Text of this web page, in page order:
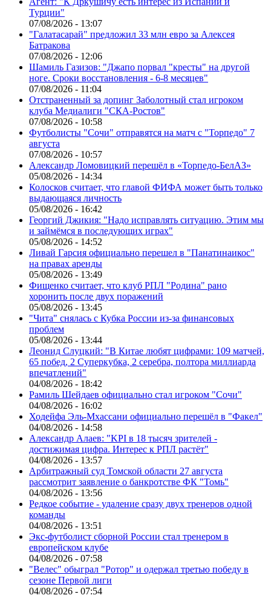
Турции"
07/08/2026 - 13:07
"Галатасарай" предложил 33 млн евро за Алексея
Батракова
07/08/2026 - 12:06
Шамиль Газизов: "Джапо порвал "кресты" на другой
ноге. Сроки восстановления - 6-8 месяцев"
07/08/2026 - 11:04
Отстраненный за допинг Заболотный стал игроком
клуба Медиалиги "СКА-Ростов"
07/08/2026 - 10:58
Футболисты "Сочи" отправятся на матч с "Торпедо" 7
августа
07/08/2026 - 10:57
Александр Ломовицкий перешёл в «Торпедо-БелАЗ»
05/08/2026 - 14:34
Колосков считает, что главой ФИФА может быть только
выдающаяся личность
05/08/2026 - 16:42
Георгий Джикия: "Надо исправлять ситуацию. Этим мы
и займёмся в последующих играх"
05/08/2026 - 14:52
Ливай Гарсия официально перешел в "Панатинаикос"
на правах аренды
05/08/2026 - 13:49
Фищенко считает, что клуб РПЛ "Родина" рано
хоронить после двух поражений
05/08/2026 - 13:45
"Чита" снялась с Кубка России из-за финансовых
проблем
05/08/2026 - 13:44
Леонид Слуцкий: "В Китае любят цифрами: 109 матчей,
65 побед, 2 Суперкубка, 2 серебра, полтора миллиарда
впечатлений"
04/08/2026 - 18:42
Рамиль Шейдаев официально стал игроком "Сочи"
04/08/2026 - 16:02
Ходейфа Эль-Мхассани официально перешёл в "Факел"
04/08/2026 - 14:58
Александр Алаев: "KPI в 18 тысяч зрителей -
достижимая цифра. Интерес к РПЛ растёт"
04/08/2026 - 13:57
Арбитражный суд Томской области 27 августа
рассмотрит заявление о банкротстве ФК "Томь"
04/08/2026 - 13:56
Редкое событие - удаление сразу двух тренеров одной
команды
04/08/2026 - 13:51
Экс-футболист сборной России стал тренером в
европейском клубе
04/08/2026 - 07:58
"Велес" обыграл "Ротор" и одержал третью победу в
сезоне Первой лиги
04/08/2026 - 07:54